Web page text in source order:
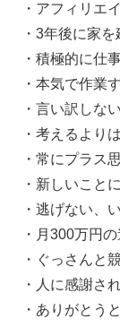
・アフィリエ
・3年後に家を
・積極的に仕
・本気で作業
・言い訳しない
・考えるより
・常にプラス
・新しいこと
・逃げない、
・月300万円
・ぐっさんと
・人に感謝さ
・ありがとう